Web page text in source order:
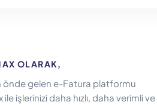
OLARAK,
önde gelen e-Fatura platformu
işlerinizi daha hızlı, daha verimli ve